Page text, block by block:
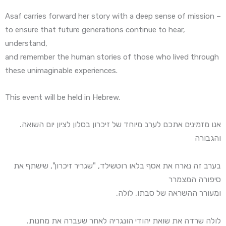
Asaf carries forward her story with a deep sense of mission –
to ensure that future generations continue to hear,
understand,
and remember the human stories of those who lived through
these unimaginable experiences.
This event will be held in Hebrew.
.אנו מזמינים אתכם לערב מיוחד של זיכרון בסלון לציון יום השואה
והגבורה
בערב זה נארח את אסף בלאו רוטשילד, "שגריר זיכרון", שישתף את
סיפורה המצמרר
.ומעורר ההשראה של סבתו, לולה
.לולה שרדה את שואת יהודי הונגריה לאחר שעברה את מחנות